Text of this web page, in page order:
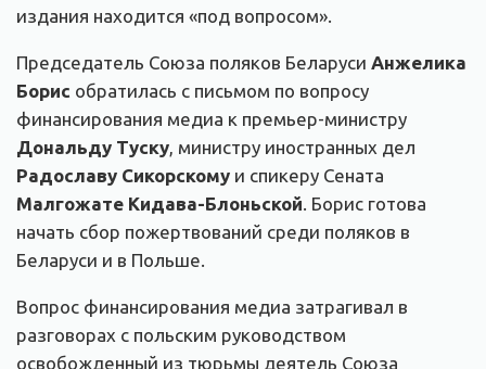
издания находится «под вопросом».
Председатель Союза поляков Беларуси Анжелика
Борис обратилась с письмом по вопросу
финансирования медиа к премьер-министру
Дональду Туску, министру иностранных дел
Радославу Сикорскому и спикеру Сената
Малгожате Кидава-Блоньской. Борис готова
начать сбор пожертвований среди поляков в
Беларуси и в Польше.
Вопрос финансирования медиа затрагивал в
разговорах с польским руководством
освобожденный из тюрьмы деятель Союза